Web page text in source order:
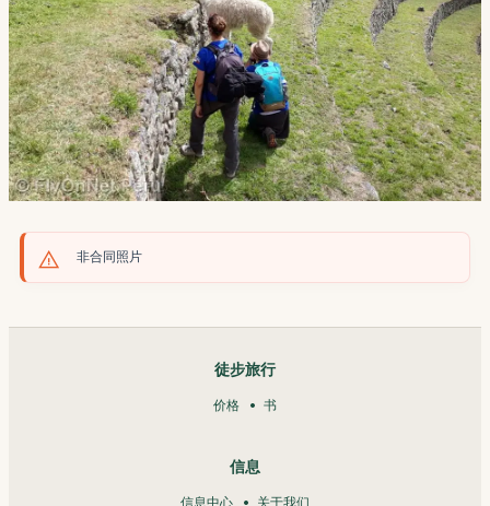
非合同照片
徒步旅行
价格 书
信息
信息中心 关于我们